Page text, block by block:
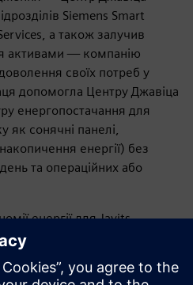
Siemens Smart
а також залучив
активами — компанію
своїх потреб у
допомогла Центру Джавіца
енергопостачання для
як сонячні панелі,
енергії) без
та операційних або
енергії для Javits,
допомагає розвантажити
сонячних навісів була